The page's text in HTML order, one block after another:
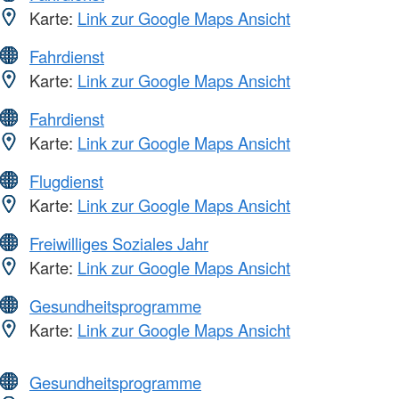
Karte: Link zur Google Maps Ansicht
Fahrdienst
Karte: Link zur Google Maps Ansicht
Fahrdienst
Karte: Link zur Google Maps Ansicht
Flugdienst
Karte: Link zur Google Maps Ansicht
Freiwilliges Soziales Jahr
Karte: Link zur Google Maps Ansicht
Gesundheitsprogramme
Karte: Link zur Google Maps Ansicht
Gesundheitsprogramme